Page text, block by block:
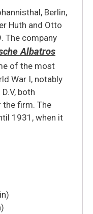
Berlin,
Huth and Otto
The company
Albatros
of the most
War I, notably
both
the firm. The
1931, when it